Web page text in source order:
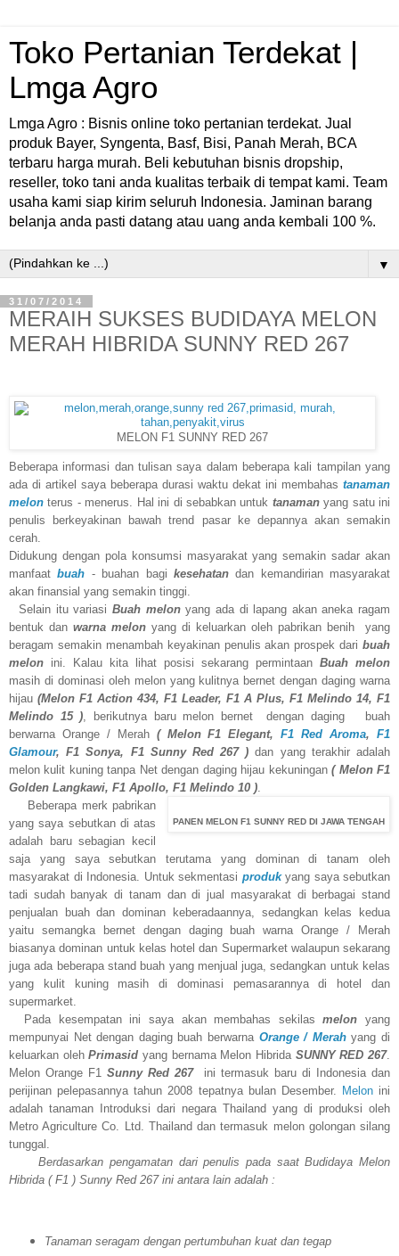
Toko Pertanian Terdekat |
Lmga Agro
Lmga Agro : Bisnis online toko pertanian terdekat. Jual
produk Bayer, Syngenta, Basf, Bisi, Panah Merah, BCA
terbaru harga murah. Beli kebutuhan bisnis dropship,
reseller, toko tani anda kualitas terbaik di tempat kami. Team
usaha kami siap kirim seluruh Indonesia. Jaminan barang
belanja anda pasti datang atau uang anda kembali 100 %.
▼
31/07/2014
MERAIH SUKSES BUDIDAYA MELON
MERAH HIBRIDA SUNNY RED 267
MELON F1 SUNNY RED 267
Beberapa informasi dan tulisan saya dalam beberapa kali tampilan yang
ada di artikel saya beberapa durasi waktu dekat ini membahas tanaman
melon terus - menerus. Hal ini di sebabkan untuk tanamanyang satu ini
penulis berkeyakinan bawah trend pasar ke depannya akan semakin
cerah.
Didukung dengan pola konsumsi masyarakat yang semakin sadar akan
manfaatbuah - buahan bagi kesehatandan kemandirian masyarakat
akan finansial yang semakin tinggi.
Selain itu variasiBuah melonyang ada di lapang akan aneka ragam
bentuk dan warna melon yang di keluarkan oleh pabrikan benih yang
beragam semakin menambah keyakinan penulis akan prospek dari buah
melon ini. Kalau kita lihat posisi sekarang permintaan Buah melon
masih di dominasi oleh melon yang kulitnya bernet dengan daging warna
hijau (Melon F1 Action 434, F1 Leader, F1 A Plus, F1 Melindo 14, F1
Melindo 15 ) , berikutnya baru melon bernet dengan daging buah
berwarna Orange / Merah ( Melon F1 Elegant,F1 Red Aroma,F1
Glamour, F1 Sonya, F1 Sunny Red 267 ) dan yang terakhir adalah
melon kulit kuning tanpa Net dengan daging hijau kekuningan( Melon F1
Golden Langkawi, F1 Apollo, F1 Melindo 10 )
PANEN MELON F1 SUNNY RED DI JAWA TENGAH
Beberapa merk pabrikan
yang saya sebutkan di atas
adalah baru sebagian kecil
saja yang saya sebutkan terutama yang dominan di tanam oleh
masyarakat di Indonesia. Untuk sekmentasi produk yang saya sebutkan
tadi sudah banyak di tanam dan di jual masyarakat di berbagai stand
penjualan buah dan dominan keberadaannya, sedangkan kelas kedua
yaitu semangka bernet dengan daging buah warna Orange / Merah
biasanya dominan untuk kelas hotel dan Supermarket walaupun sekarang
juga ada beberapa stand buah yang menjual juga, sedangkan untuk kelas
yang kulit kuning masih di dominasi pemasarannya di hotel dan
supermarket.
Pada kesempatan ini saya akan membahas sekilas melon yang
mempunyai Net dengan daging buah berwarna Orange / Merah yang di
keluarkan olehPrimasid yang bernama Melon Hibrida SUNNY RED 267.
Melon Orange F1 Sunny Red 267
ini termasuk baru di Indonesia dan
perijinan pelepasannya tahun 2008 tepatnya bulan Desember. Melonini
adalah tanaman Introduksi dari negara Thailand yang di produksi oleh
Metro Agriculture Co. Ltd. Thailand dan termasuk melon golongan silang
tunggal.
Berdasarkan pengamatan dari penulis pada saat Budidaya Melon
Hibrida ( F1 ) Sunny Red 267 ini antara lain adalah :
Tanaman seragam dengan pertumbuhan kuat dan tegap